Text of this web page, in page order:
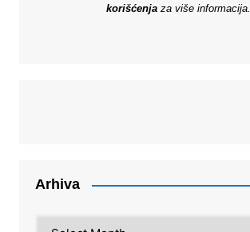
korišćenja za više informacija.
Arhiva